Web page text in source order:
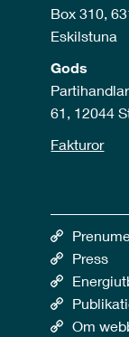
Box 310,
Eskilstuna
Gods
61, 12044
Fakturor
Press
Om